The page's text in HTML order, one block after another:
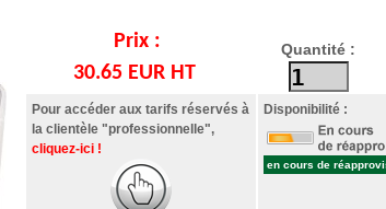
Prix :
30.65 EUR HT
Quantité :
Pour accéder aux tarifs réservés à
la clientèle "professionnelle",
cliquez-ici !
Disponibilité :
en cours de